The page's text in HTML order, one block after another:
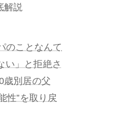
解説
のことなんて
い」と拒絶さ
別居の父
性”を取り戻